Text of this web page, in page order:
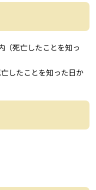
（死亡したことを知っ
したことを知った日か